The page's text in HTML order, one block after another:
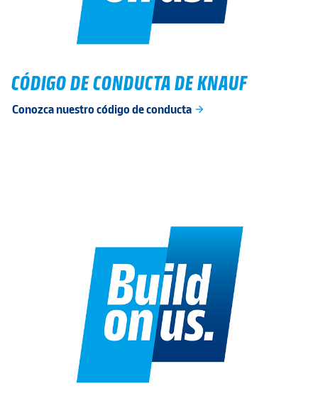
CÓDIGO DE CONDUCTA DE KNAUF
Conozca nuestro código de conducta arrow_forward